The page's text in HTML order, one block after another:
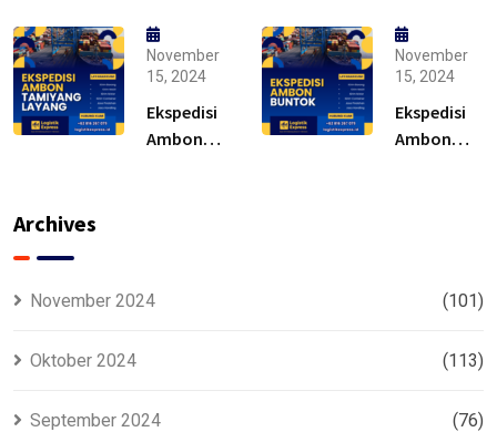
Kapuas –
Solusi
Teweh –
Solusi
November
15, 2024
Ekspedisi
Ambon
November
15, 2024
Ekspedisi
Ambon
Archives
November 2024 (101)
Oktober 2024 (113)
September 2024 (76)